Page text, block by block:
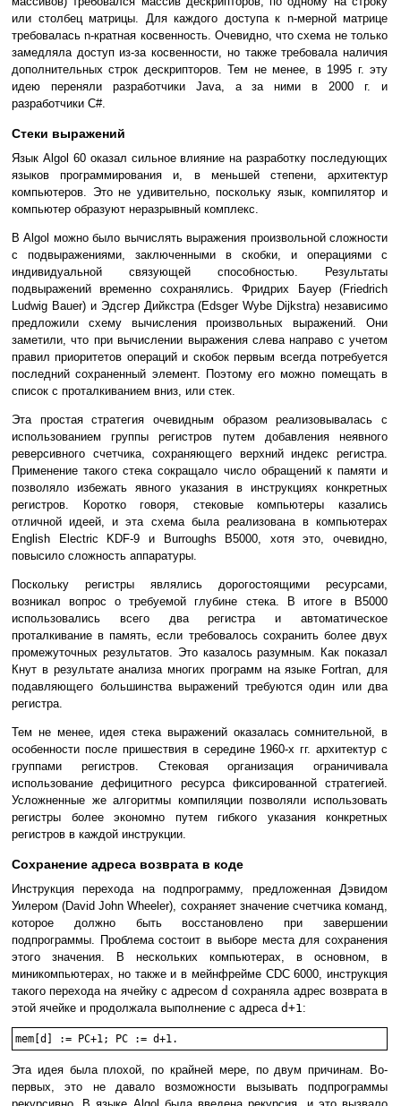
или столбец матрицы. Для каждого доступа к n-мерной матрице
требовалась n-кратная косвенность. Очевидно, что схема не только
замедляла доступ из-за косвенности, но также требовала наличия
дополнительных строк дескрипторов. Тем не менее, в 1995 г. эту
идею переняли разработчики Java, а за ними в 2000 г. и
разработчики C#.
Стеки выражений
Язык Algol 60 оказал сильное влияние на разработку последующих
языков программирования и, в меньшей степени, архитектур
компьютеров. Это не удивительно, поскольку язык, компилятор и
компьютер образуют неразрывный комплекс.
В Algol можно было вычислять выражения произвольной сложности
с подвыражениями, заключенными в скобки, и операциями с
индивидуальной связующей способностью. Результаты
подвыражений временно сохранялись. Фридрих Бауер (Friedrich
Ludwig Bauer) и Эдсгер Дийкстра (Edsger Wybe Dijkstra) независимо
предложили схему вычисления произвольных выражений. Они
заметили, что при вычислении выражения слева направо с учетом
правил приоритетов операций и скобок первым всегда потребуется
последний сохраненный элемент. Поэтому его можно помещать в
список с проталкиванием вниз, или стек.
Эта простая стратегия очевидным образом реализовывалась с
использованием группы регистров путем добавления неявного
реверсивного счетчика, сохраняющего верхний индекс регистра.
Применение такого стека сокращало число обращений к памяти и
позволяло избежать явного указания в инструкциях конкретных
регистров. Коротко говоря, стековые компьютеры казались
отличной идеей, и эта схема была реализована в компьютерах
English Electric KDF-9 и Burroughs B5000, хотя это, очевидно,
повысило сложность аппаратуры.
Поскольку регистры являлись дорогостоящими ресурсами,
возникал вопрос о требуемой глубине стека. В итоге в B5000
использовались всего два регистра и автоматическое
проталкивание в память, если требовалось сохранить более двух
промежуточных результатов. Это казалось разумным. Как показал
Кнут в результате анализа многих программ на языке Fortran, для
подавляющего большинства выражений требуются один или два
регистра.
Тем не менее, идея стека выражений оказалась сомнительной, в
особенности после пришествия в середине 1960-х гг. архитектур с
группами регистров. Стековая организация ограничивала
использование дефицитного ресурса фиксированной стратегией.
Усложненные же алгоритмы компиляции позволяли использовать
регистры более экономно путем гибкого указания конкретных
регистров в каждой инструкции.
Сохранение адреса возврата в коде
Инструкция перехода на подпрограмму, предложенная Дэвидом
Уилером (David John Wheeler), сохраняет значение счетчика команд,
которое должно быть восстановлено при завершении
подпрограммы. Проблема состоит в выборе места для сохранения
этого значения. В нескольких компьютерах, в основном, в
миникомпьютерах, но также и в мейнфрейме CDC 6000, инструкция
такого перехода на ячейку с адресомd сохраняла адрес возврата в
этой ячейке и продолжала выполнение с адреса d+1 :
Эта идея была плохой, по крайней мере, по двум причинам. Во-
первых, это не давало возможности вызывать подпрограммы